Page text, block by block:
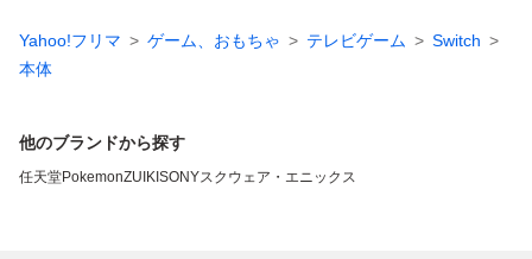
Yahoo!フリマ ゲーム、おもちゃ テレビゲーム
Switch
本体
他のブランドから探す
任天堂PokemonZUIKI SONYスクウェア・エニックス